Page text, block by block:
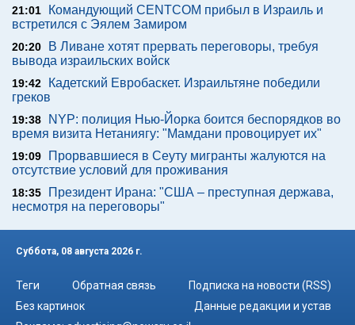
21:01
Командующий CENTCOM прибыл в Израиль и
встретился с Эялем Замиром
20:20
В Ливане хотят прервать переговоры, требуя
вывода израильских войск
19:42
Кадетский Евробаскет. Израильтяне победили
греков
19:38
NYP: полиция Нью-Йорка боится беспорядков во
время визита Нетаниягу: "Мамдани провоцирует их"
19:09
Прорвавшиеся в Сеуту мигранты жалуются на
отсутствие условий для проживания
18:35
Президент Ирана: "США – преступная держава,
несмотря на переговоры"
Суббота, 08 августа 2026 г.
Теги Обратная связь
Подписка на новости (RSS)
Без картинок
Данные редакции и устав